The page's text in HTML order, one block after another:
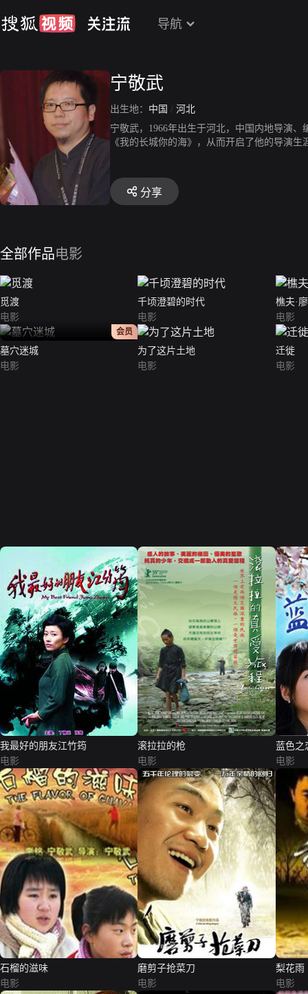
导航
宁敬武
出生地： 中国 / 河北
宁敬武，1966年出生于河北，中国内地导演
《我的长城你的海》，从而开启了他的导演
土地》获得第10届巴黎中国电影节最佳导演
分享
全部作品电影
觅渡
电影
千顷澄碧的时代
电影
樵夫·
电影
正片
会员
墓穴迷城
电影
为了这片土地
电影
迁徙
电影
我最好的朋友江竹筠
电影
滚拉拉的枪
电影
蓝色之
电影
石榴的滋味
电影
磨剪子抢菜刀
电影
梨花雨
电影